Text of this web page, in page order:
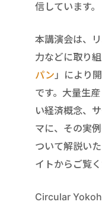
信しています。
本講演会は、
力などに取り
パン」により
です。大量生
い経済概念、
マに、その実
ついて解説い
イトからご覧く
Circular